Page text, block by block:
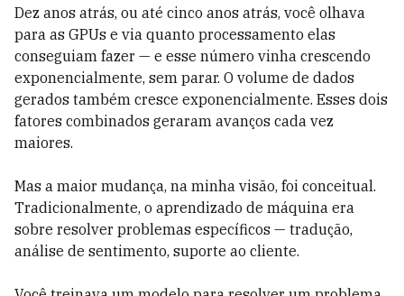
Dez anos atrás, ou até cinco anos atrás, você olhava
para as GPUs e via quanto processamento elas
conseguiam fazer — e esse número vinha crescendo
exponencialmente, sem parar. O volume de dados
gerados também cresce exponencialmente. Esses dois
fatores combinados geraram avanços cada vez
maiores.
Mas a maior mudança, na minha visão, foi conceitual.
Tradicionalmente, o aprendizado de máquina era
sobre resolver problemas específicos — tradução,
análise de sentimento, suporte ao cliente.